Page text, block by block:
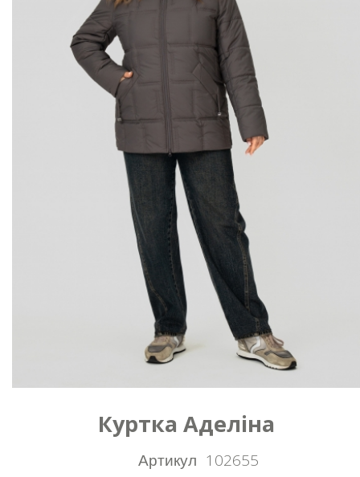
Куртка Аделіна
Артикул 102655